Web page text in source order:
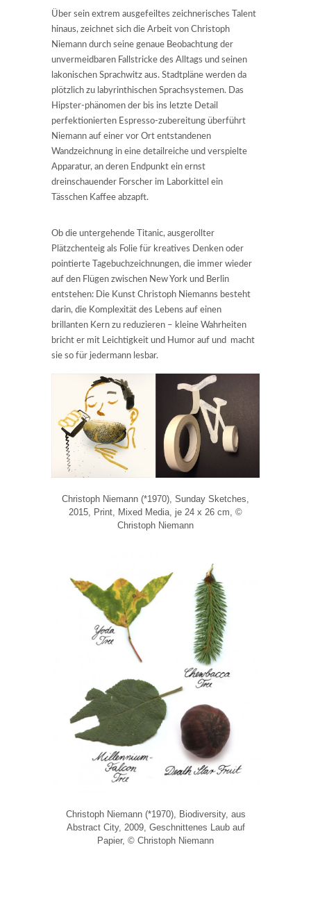
Über sein extrem ausgefeiltes zeichnerisches Talent
hinaus, zeichnet sich die Arbeit von Christoph
Niemann durch seine genaue Beobachtung der
unvermeidbaren Fallstricke des Alltags und seinen
lakonischen Sprachwitz aus. Stadtpläne werden da
plötzlich zu labyrinthischen Sprachsystemen. Das
Hipster-phänomen der bis ins letzte Detail
perfektionierten Espresso-zubereitung überführt
Niemann auf einer vor Ort entstandenen
Wandzeichnung in eine detailreiche und verspielte
Apparatur, an deren Endpunkt ein ernst
dreinschauender Forscher im Laborkittel ein
Tässchen Kaffee abzapft.
Ob die untergehende Titanic, ausgerollter
Plätzchenteig als Folie für kreatives Denken oder
pointierte Tagebuchzeichnungen, die immer wieder
auf den Flügen zwischen New York und Berlin
entstehen: Die Kunst Christoph Niemanns besteht
darin, die Komplexität des Lebens auf einen
brillanten Kern zu reduzieren – kleine Wahrheiten
bricht er mit Leichtigkeit und Humor auf und macht
sie so für jedermann lesbar.
Christoph Niemann (*1970), Sunday Sketches,
2015, Print, Mixed Media, je 24 x 26 cm, ©
Christoph Niemann
Christoph Niemann (*1970), Biodiversity, aus
Abstract City, 2009, Geschnittenes Laub auf
Papier, © Christoph Niemann